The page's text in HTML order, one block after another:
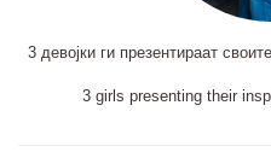
3 девојки ги презентираат
3 girls presenting their